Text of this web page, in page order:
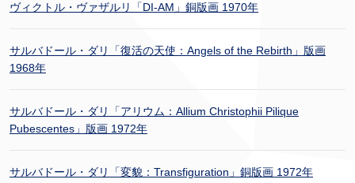
ヴィクトル・ヴァザルリ「DI-AM」銅版画 1970年
サルバドール・ダリ「復活の天使：Angels of the Rebirth」版画
1968年
サルバドール・ダリ「アリウム：Allium Christophii Pilique
Pubescentes」版画 1972年
サルバドール・ダリ「変貌：Transfiguration」銅版画 1972年